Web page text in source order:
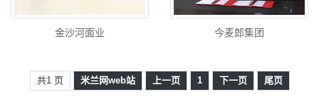
金沙河面业 今麦郎集团
共1 页 米兰网web站 上一页 1 下一页 尾页